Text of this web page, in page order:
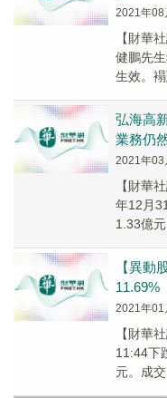
2021年08
【財華
健鵬先
生效。
弘海高
業務仍
2021年03
【財華
年12月
1.33億
【異動
11.69%
2021年01
【財華
11:44下
元。成